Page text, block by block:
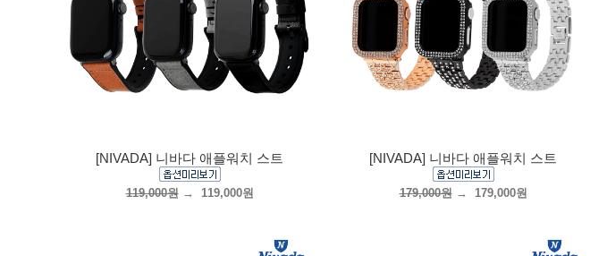
[NIVADA] 니바다 애플워치 스트
119,000원→ 119,000원
[NIVADA] 니바다 애플워치 스트
179,000원→ 179,000원